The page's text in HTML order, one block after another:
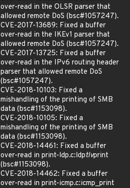
over-read in the OLSR parser that
allowed remote DoS (bsc#1057247).
CVE-2017-13689: Fixed a buffer
over-read in the IKEv1 parser that
allowed remote DoS (bsc#1057247).
CVE-2017-13725: Fixed a buffer
over-read in the IPv6 routing header
parser that allowed remote DoS
(bsc#1057247).
CVE-2018-10103: Fixed a
mishandling of the printing of SMB
data (bsc#1153098).
CVE-2018-10105: Fixed a
mishandling of the printing of SMB
data (bsc#1153098).
CVE-2018-14461: Fixed a buffer
over-read in print-ldp.c:ldptlvprint
(bsc#1153098).
CVE-2018-14462: Fixed a buffer
over-read in print-icmp.c:icmp_print